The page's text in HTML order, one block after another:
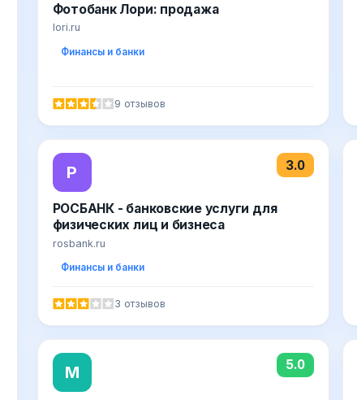
Фотобанк Лори: продажа
lori.ru
Финансы и банки
9 отзывов
Р 3.0
РОСБАНК - банковские услуги для
физических лиц и бизнеса
rosbank.ru
Финансы и банки
3 отзывов
M 5.0